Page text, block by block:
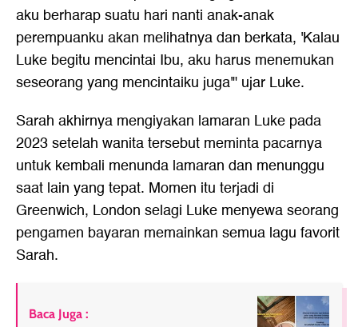
aku berharap suatu hari nanti anak-anak
perempuanku akan melihatnya dan berkata, 'Kalau
Luke begitu mencintai Ibu, aku harus menemukan
seseorang yang mencintaiku juga'" ujar Luke.
Sarah akhirnya mengiyakan lamaran Luke pada
2023 setelah wanita tersebut meminta pacarnya
untuk kembali menunda lamaran dan menunggu
saat lain yang tepat. Momen itu terjadi di
Greenwich, London selagi Luke menyewa seorang
pengamen bayaran memainkan semua lagu favorit
Sarah.
Baca Juga :